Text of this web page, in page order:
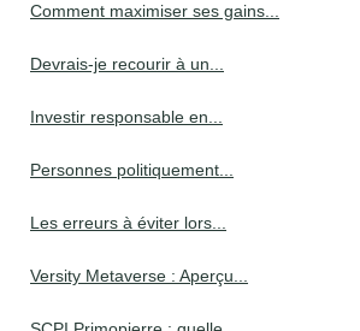
Comment maximiser ses gains...
Devrais-je recourir à un...
Investir responsable en...
Personnes politiquement...
Les erreurs à éviter lors...
Versity Metaverse : Aperçu...